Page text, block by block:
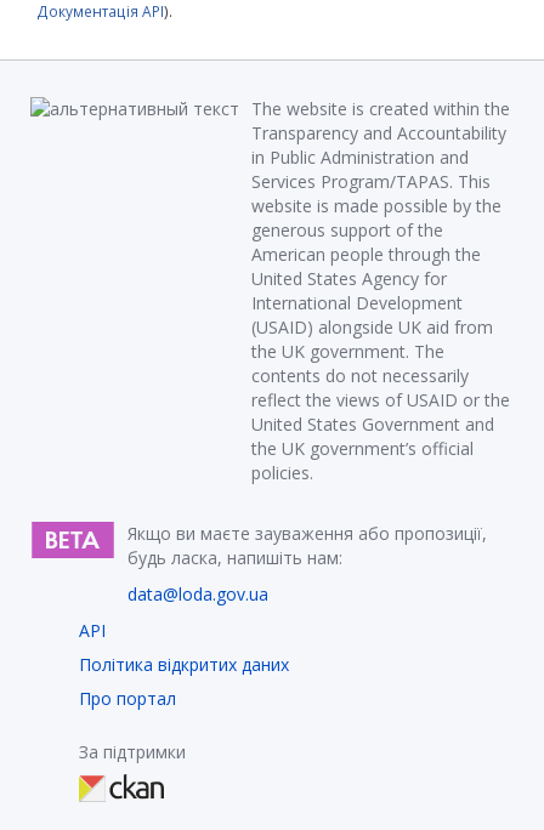
Документація API).
The website is created within the
Transparency and Accountability
in Public Administration and
Services Program/TAPAS. This
website is made possible by the
generous support of the
American people through the
United States Agency for
International Development
(USAID) alongside UK aid from
the UK government. The
contents do not necessarily
reflect the views of USAID or the
United States Government and
the UK government’s official
policies.
Якщо ви маєте зауваження або пропозиції,
будь ласка, напишіть нам:
data@loda.gov.ua
API
Політика відкритих даних
Про портал
За підтримки